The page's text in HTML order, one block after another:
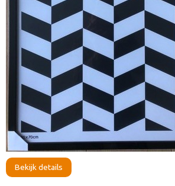
Bekijk details